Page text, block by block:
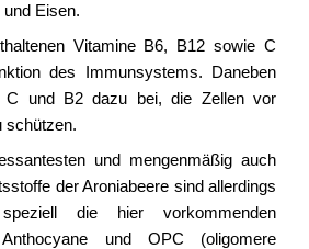
und Eisen.
Vitamine B6, B12 sowie C
des Immunsystems. Daneben
C und B2 dazu bei, die Zellen vor
schützen.
und mengenmäßig auch
der Aroniabeere sind allerdings
die hier vorkommenden
und OPC (oligomere